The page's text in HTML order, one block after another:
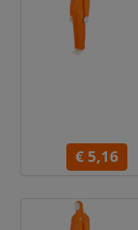
€ 5,16